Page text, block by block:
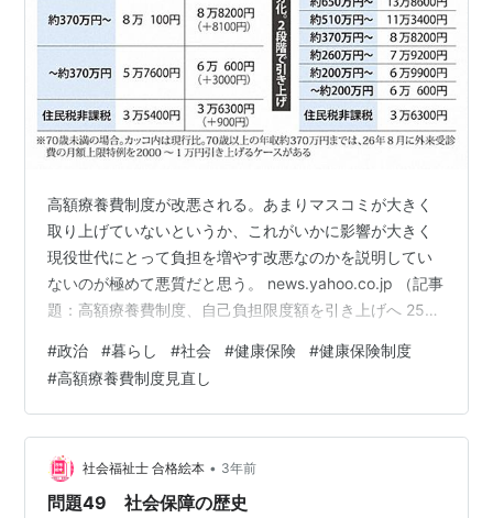
高額療養費制度が改悪される。あまりマスコミが大きく
取り上げていないというか、これがいかに影響が大きく
現役世代にとって負担を増やす改悪なのかを説明してい
ないのが極めて悪質だと思う。 news.yahoo.co.jp （記事
題：高額療養費制度、自己負担限度額を引き上げへ 25年
「上限額」と曖昧な書き方さえ見受けられるが、これは
健康保健制度における１月あたりの自己負担限度額の上
限のことである。その上限引き上げが何を意味するのか
ネコでも分かるように書くと 「大きな病気をした時の負
担が大きくなる」 こんなことが国会でろくに議論もされ
ずに簡単に決まって…
#政治 #暮らし #社会 #健康保険 #健康保険制度
#高額療養費制度見直し
社会福祉士 合格絵本 • 3年前
問題49 社会保障の歴史